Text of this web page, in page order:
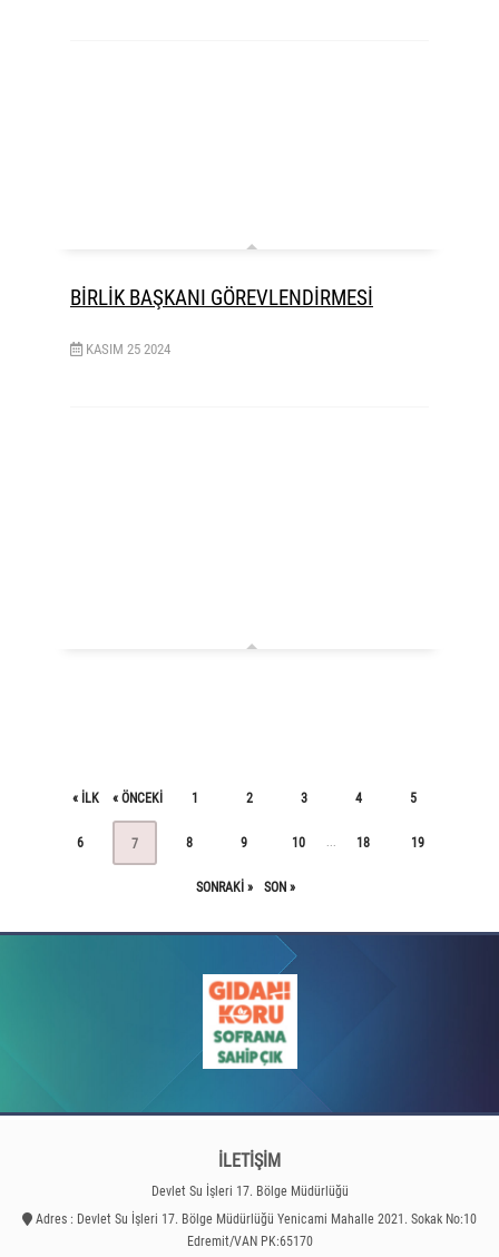
BİRLİK BAŞKANI GÖREVLENDİRMESİ
KASIM 25 2024
« ILK « ÖNCEKI 1 2 3 4 5
6 7 8 9 10 18 19
SONRAKI » SON »
İLETİŞİM
Devlet Su İşleri 17. Bölge Müdürlüğü
Adres : Devlet Su İşleri 17. Bölge Müdürlüğü Yenicami Mahalle 2021. Sokak No:10
Edremit/VAN PK:65170